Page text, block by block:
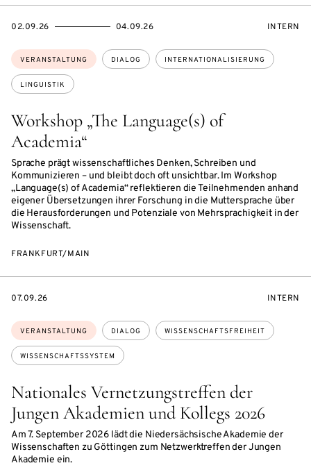
Workshop „The Language(s) of
Academia“
Sprache prägt wissenschaftliches Denken, Schreiben und
Kommunizieren – und bleibt doch oft unsichtbar. Im Workshop
„Language(s) of Academia“ reflektieren die Teilnehmenden anhand
eigener Übersetzungen ihrer Forschung in die Muttersprache über
die Herausforderungen und Potenziale von Mehrsprachigkeit in der
Wissenschaft.
Themen:
VERANSTALTUNG DIALOG INTERNATIONALISIERUNG
LINGUISTIK
EVENTBEGINSON
02.09.26
EVENTENDSON 04.09.26 INTERN
FRANKFURT/MAIN
Nationales Vernetzungstreffen der
Jungen Akademien und Kollegs 2026
Am 7. September 2026 lädt die Niedersächsische Akademie der
Wissenschaften zu Göttingen zum Netzwerktreffen der Jungen
Akademie ein.
Themen:
VERANSTALTUNG DIALOG WISSENSCHAFTSFREIHEIT
WISSENSCHAFTSSYSTEM
EVENTBEGINSON
07.09.26 INTERN